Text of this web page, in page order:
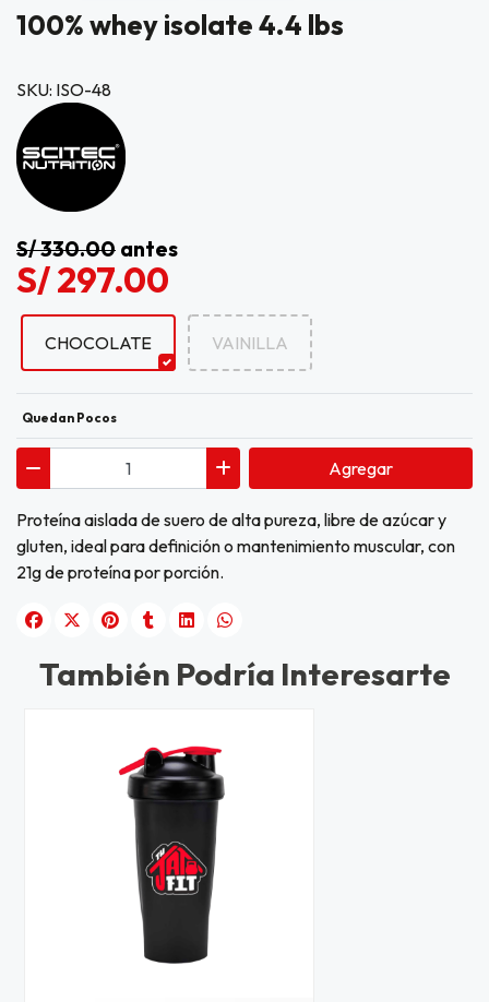
100% whey isolate 4.4 lbs
SKU: ISO-48
S/ 330.00 antes
S/ 297.00
CHOCOLATE VAINILLA
Quedan Pocos
Agregar
Proteína aislada de suero de alta pureza, libre de azúcar y
gluten, ideal para definición o mantenimiento muscular, con
21g de proteína por porción.
También Podría Interesarte